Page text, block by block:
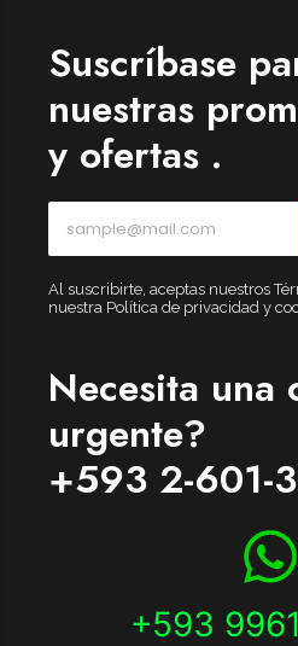
Suscríbase
nuestras
y ofertas .
Al suscribirte, aceptas nuestros
nuestra Política de privacidad y
Necesita una
urgente?
+593 2-601-
+593